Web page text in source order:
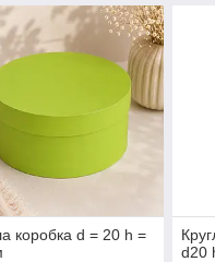
коробка d = 20 h =
d20